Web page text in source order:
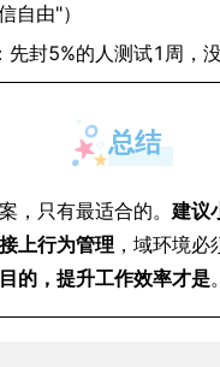
自由"）
：先封5%的人测试1周，
总结
，只有最适合的。 建议
上行为管理 ，域环境
的，提升工作效率才是。